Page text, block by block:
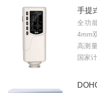
手提
全功
4mm
高测
国家